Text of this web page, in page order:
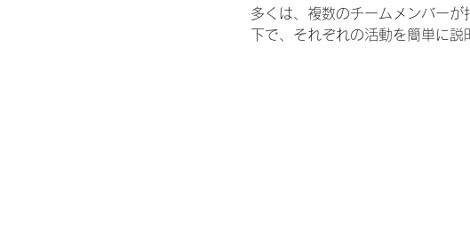
多くは、複数のチームメンバー
下で、それぞれの活動を簡単に説